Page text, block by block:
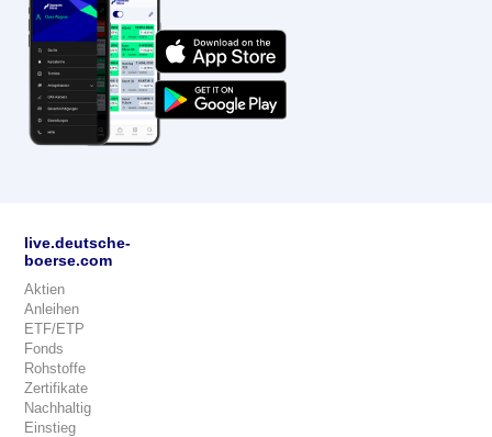
live.deutsche-
boerse.com
Aktien
Anleihen
ETF/ETP
Fonds
Rohstoffe
Zertifikate
Nachhaltig
Einstieg